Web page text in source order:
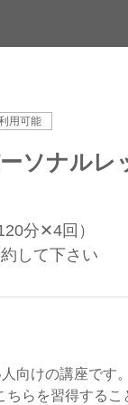
用可能
ソナルレ
分✕4回）
して下さい
向けの講座です
らを習得するこ